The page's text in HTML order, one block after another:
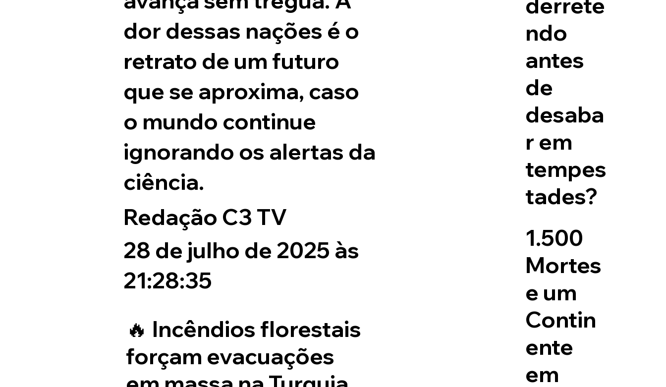
dor dessas nações é o
retrato de um futuro
que se aproxima, caso
o mundo continue
ignorando os alertas da
ciência.
Redação C3 TV
28 de julho de 2025 às
21:28:35
🔥 Incêndios florestais
forçam evacuações
ndo
antes
de
desaba
r em
tempes
tades?
1.500
Mortes
e um
Contin
ente
em